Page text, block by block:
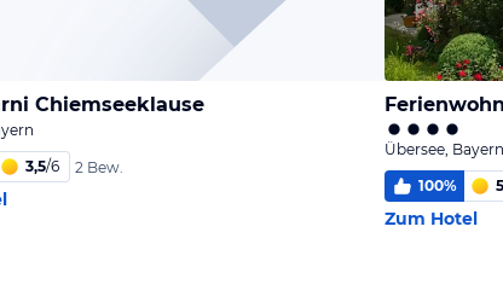
Chiemseeklause
3,5/6 2 Bew.
Übersee, Bayern
100%
Zum Hotel